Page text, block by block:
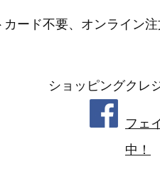
ード不要、オンライン
ショッピングクレ
フェ
中！